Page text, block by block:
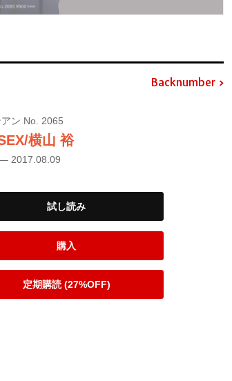
Backnumber
ン No. 2065
横山 裕
2017.08.09
試し読み
購入
定期購読 (27%OFF)